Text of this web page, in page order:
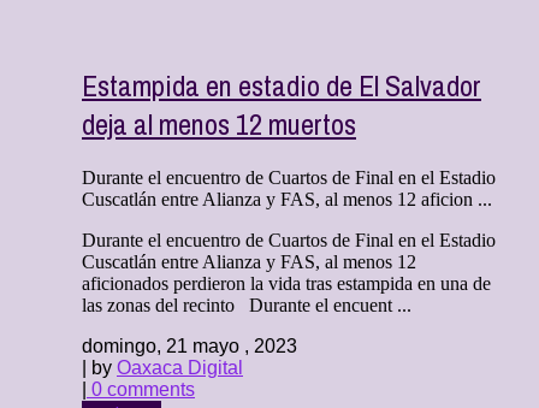
Estampida en estadio de El Salvador
deja al menos 12 muertos
Durante el encuentro de Cuartos de Final en el Estadio
Cuscatlán entre Alianza y FAS, al menos 12 aficion ...
Durante el encuentro de Cuartos de Final en el Estadio
Cuscatlán entre Alianza y FAS, al menos 12
aficionados perdieron la vida tras estampida en una de
las zonas del recinto Durante el encuent ...
domingo, 21 mayo , 2023
| by Oaxaca Digital
0 comments